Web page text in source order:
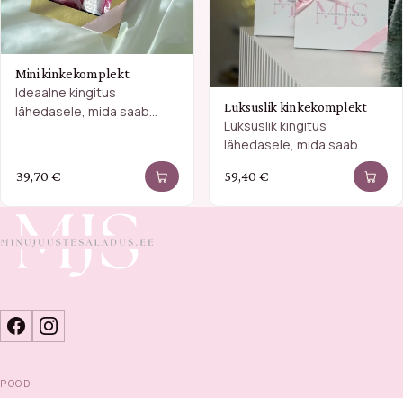
Mini kinkekomplekt
Ideaalne kingitus
lähedasele, mida saab
39,70 €
Luksuslik kinkekomplekt
Luksuslik kingitus
lähedasele, mida saab
teha ka personaalsemaks.
59,40 €
POOD